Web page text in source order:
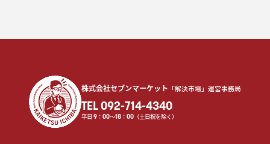
株式会社セブンマーケット 「解決市場」運営事務局
TEL 092-714-4340
平日9 ：00〜18 ：00 （土日祝を除く）